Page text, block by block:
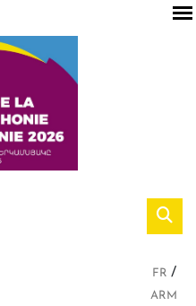
FR
ARM